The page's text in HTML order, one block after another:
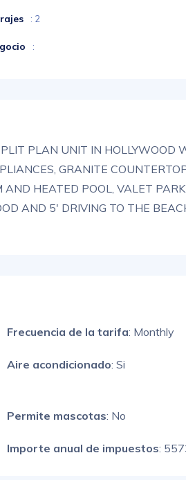
: 2
:
PLAN UNIT IN HOLLYWOOD
GRANITE
HEATED POOL, VALET
AND 5' DRIVING TO THE
Frecuencia de la tarifa: Monthly
Aire acondicionado: Si
Permite mascotas: No
Importe anual de impuestos: